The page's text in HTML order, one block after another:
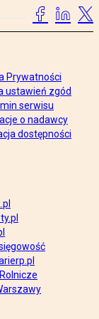
Prywatności
ustawień zgód
serwisu
o nadawcy
dostępności